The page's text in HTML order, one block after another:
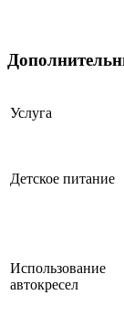
Услуга
Детское питание
Использование
автокресел